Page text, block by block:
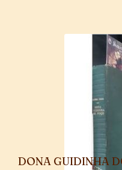
DONA GUIDINHA